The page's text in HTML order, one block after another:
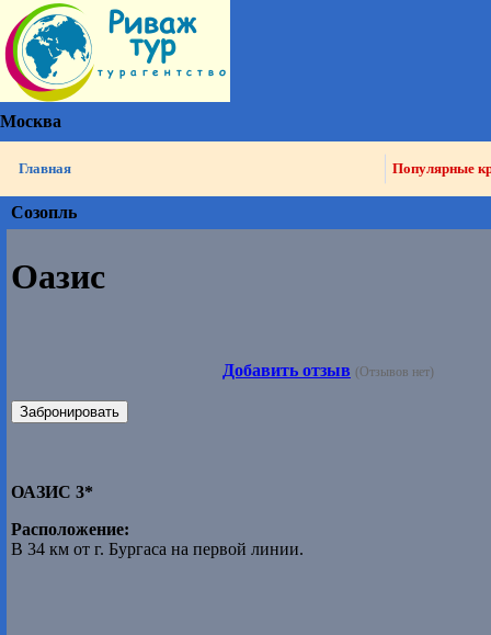
Москва
Главная Популярные
Созопль
Оазис
Добавить отзыв (Отзывов нет)
Забронировать
ОАЗИС 3*
Расположение:
В 34 км от г. Бургаса на первой линии.